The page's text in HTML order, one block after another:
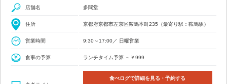
店舗名 多聞堂
住所 京都府京都市左京区鞍馬本町235（最寄り駅：鞍馬駅）
営業時間 9:30～17:00／ 日曜営業
食事の予算 ランチタイム予算 ～￥999
食べログで詳細を見る・予約する